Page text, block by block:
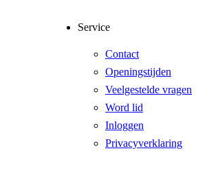
Service
Contact
Openingstijden
Veelgestelde vragen
Word lid
Inloggen
Privacyverklaring